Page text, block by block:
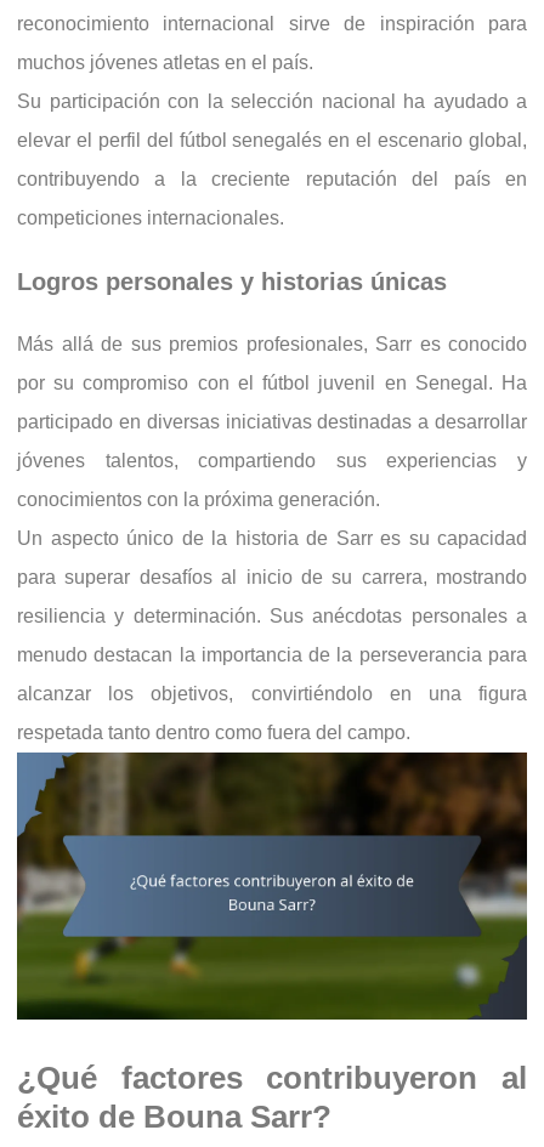
reconocimiento internacional sirve de inspiración para
muchos jóvenes atletas en el país.
Su participación con la selección nacional ha ayudado a
elevar el perfil del fútbol senegalés en el escenario global,
contribuyendo a la creciente reputación del país en
competiciones internacionales.
Logros personales y historias únicas
Más allá de sus premios profesionales, Sarr es conocido
por su compromiso con el fútbol juvenil en Senegal. Ha
participado en diversas iniciativas destinadas a desarrollar
jóvenes talentos, compartiendo sus experiencias y
conocimientos con la próxima generación.
Un aspecto único de la historia de Sarr es su capacidad
para superar desafíos al inicio de su carrera, mostrando
resiliencia y determinación. Sus anécdotas personales a
menudo destacan la importancia de la perseverancia para
alcanzar los objetivos, convirtiéndolo en una figura
respetada tanto dentro como fuera del campo.
¿Qué factores contribuyeron al
éxito de Bouna Sarr?